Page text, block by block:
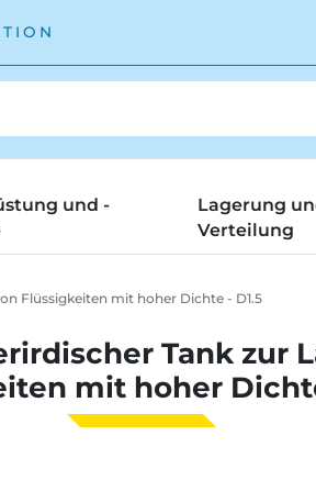
und -
Lagerung
Verteilung
Flüssigkeiten mit hoher Dichte - D1.5
Tank zur
mit hoher